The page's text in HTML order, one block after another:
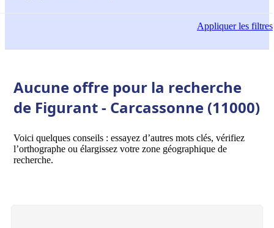
Appliquerles filtres
Aucune offre pour la recherche
de Figurant - Carcassonne (11000)
Voici quelques conseils : essayez d’autres mots clés, vérifiez
l’orthographe ou élargissez votre zone géographique de
recherche.